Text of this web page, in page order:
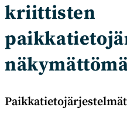
kriittisten